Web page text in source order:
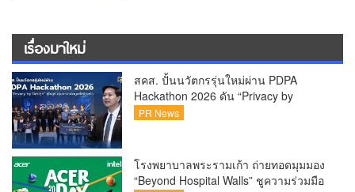
เรื่องมาใหม่
สคส. ปั้นนวัตกรรุ่นใหม่ผ่าน PDPA
Hackathon 2026 ดัน “Privacy by
Design for all” สู่โซลูชันคุ้มครองข้อมูล
PR News
โรงพยาบาลพระรามเก้า ถ่ายทอดมุมมอง
“Beyond Hospital Walls” ชูความร่วมมือ